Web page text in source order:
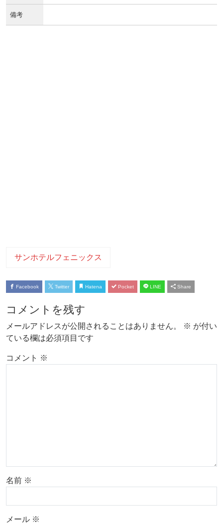
備考
サンホテルフェニックス
Facebook Twitter Hatena Pocket LINE Share
コメントを残す
メールアドレスが公開されることはありません。 ※ が付い
ている欄は必須項目です
コメント ※
名前 ※
メール ※